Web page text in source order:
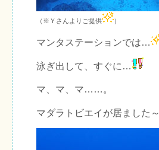
（※Ｙさんよりご提供 ）
マンタステーションでは…
泳ぎ出して、すぐに…
マ、マ、マ……。
マダラトビエイが居ました～